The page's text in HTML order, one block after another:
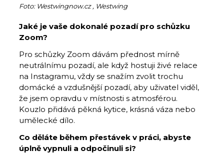
Foto: Westwingnow.cz , Westwing
Jaké je vaše dokonalé pozadí pro schůzku
Zoom?
Pro schůzky Zoom dávám přednost mírně
neutrálnímu pozadí, ale když hostuji živé relace
na Instagramu, vždy se snažím zvolit trochu
domácké a vzdušnější pozadí, aby uživatel viděl,
že jsem opravdu v místnosti s atmosférou.
Kouzlo přidává pěkná kytice, krásná váza nebo
umělecké dílo.
Co děláte během přestávek v práci, abyste
úplně vypnuli a odpočinuli si?